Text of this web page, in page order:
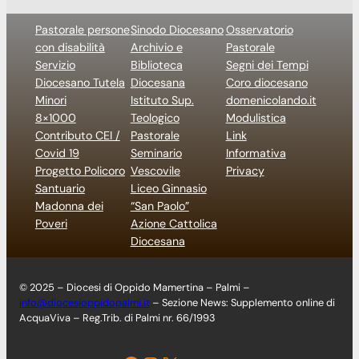
Pastorale persone
con disabilità
Servizio
Diocesano Tutela
Minori
8×1000
Contributo CEI /
Covid 19
Progetto Policoro
Santuario
Madonna dei
Poveri
Sinodo Diocesano
Archivio e
Biblioteca
Diocesana
Istituto Sup.
Teologico
Pastorale
Seminario
Vescovile
Liceo Ginnasio
“San Paolo”
Azione Cattolica
Diocesana
Osservatorio
Pastorale
Segni dei Tempi
Coro diocesano
domenicolando.it
Modulistica
Link
Informativa
Privacy
© 2025 – Diocesi di Oppido Mamertina – Palmi –
info@diocesioppidopalmi.it – Sezione News: Supplemento online di
AcquaViva – Reg.Trib. di Palmi nr. 66/1993